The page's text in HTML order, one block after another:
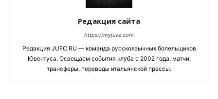
Редакция сайта
https://myjuve.com
Редакция JUFC.RU — команда русскоязычных болельщиков
Ювентуса. Освещаем события клуба с 2002 года: матчи,
трансферы, переводы итальянской прессы.